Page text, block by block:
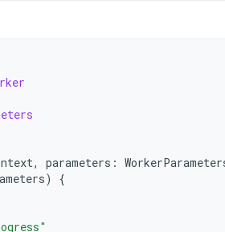
, parameters :
) {